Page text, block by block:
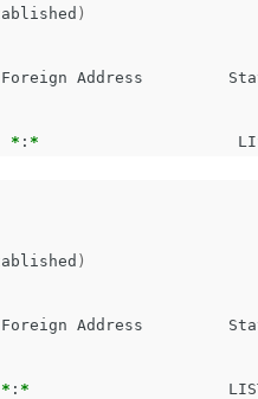
)
Foreign Address
* : *
)
Foreign Address
* : *